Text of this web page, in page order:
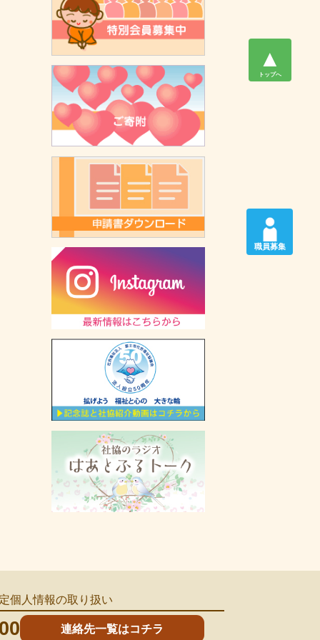
▲
トップへ
職員募集
個人情報の取り扱い
連絡先一覧はコチラ